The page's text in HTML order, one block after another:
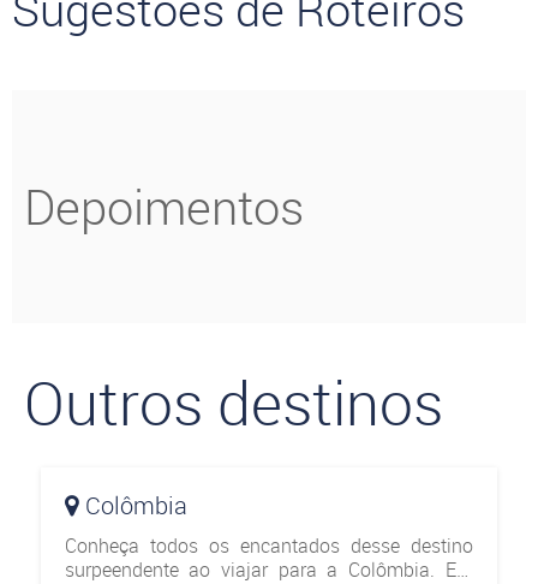
Depoimentos
Outros destinos
Colômbia
Conheça todos os encantados desse destino
surpeendente ao viajar para a Colômbia. Em